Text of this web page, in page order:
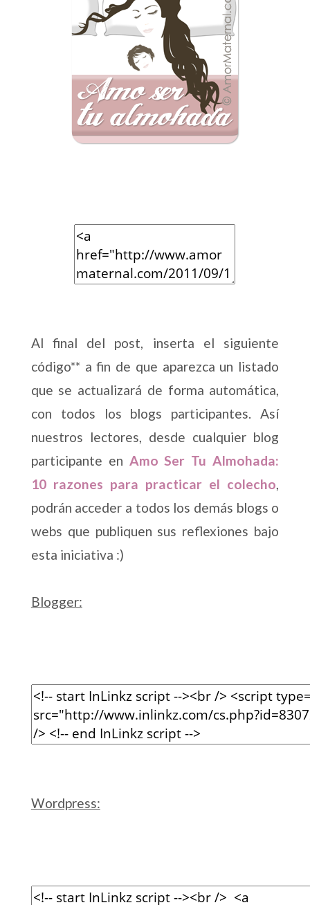
Al final del post, inserta el siguiente
código** a fin de que aparezca un listado
que se actualizará de forma automática,
con todos los blogs participantes. Así
nuestros lectores, desde cualquier blog
participante en Amo Ser Tu Almohada:
10 razones para practicar el colecho,
podrán acceder a todos los demás blogs o
webs que publiquen sus reflexiones bajo
esta iniciativa :)
Blogger:
Wordpress: